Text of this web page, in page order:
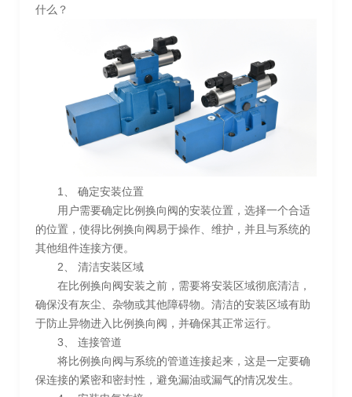
什么？
1、 确定安装位置
用户需要确定比例换向阀的安装位置，选择一个合适
的位置，使得比例换向阀易于操作、维护，并且与系统的
其他组件连接方便。
2、 清洁安装区域
在比例换向阀安装之前，需要将安装区域彻底清洁，
确保没有灰尘、杂物或其他障碍物。清洁的安装区域有助
于防止异物进入比例换向阀，并确保其正常运行。
3、 连接管道
将比例换向阀与系统的管道连接起来，这是一定要确
保连接的紧密和密封性，避免漏油或漏气的情况发生。